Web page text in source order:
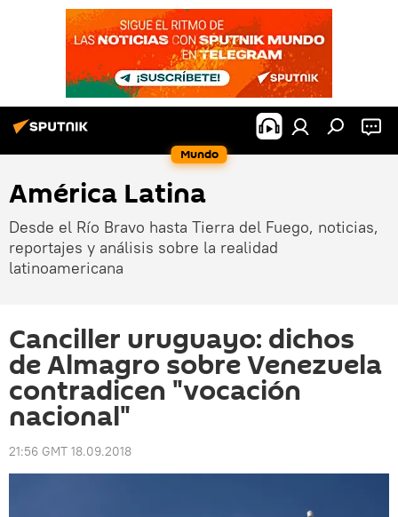
Mundo
América Latina
Desde el Río Bravo hasta Tierra del Fuego, noticias,
reportajes y análisis sobre la realidad
latinoamericana
Canciller uruguayo: dichos
de Almagro sobre Venezuela
contradicen "vocación
nacional"
21:56 GMT 18.09.2018